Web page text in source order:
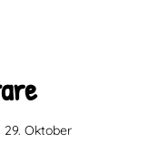
29. Oktober